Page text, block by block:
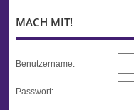
MACH MIT!
Benutzername:
Passwort: